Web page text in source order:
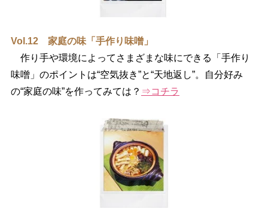
Vol.12 家庭の味「手作り味噌」
作り手や環境によってさまざまな味にできる「手作り
味噌」のポイントは“空気抜き”と“天地返し”。自分好み
の“家庭の味”を作ってみては？ ⇒コチラ